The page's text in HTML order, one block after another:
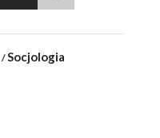
Socjologia